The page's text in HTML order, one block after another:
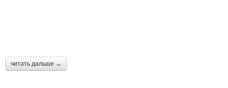
читать дальше →